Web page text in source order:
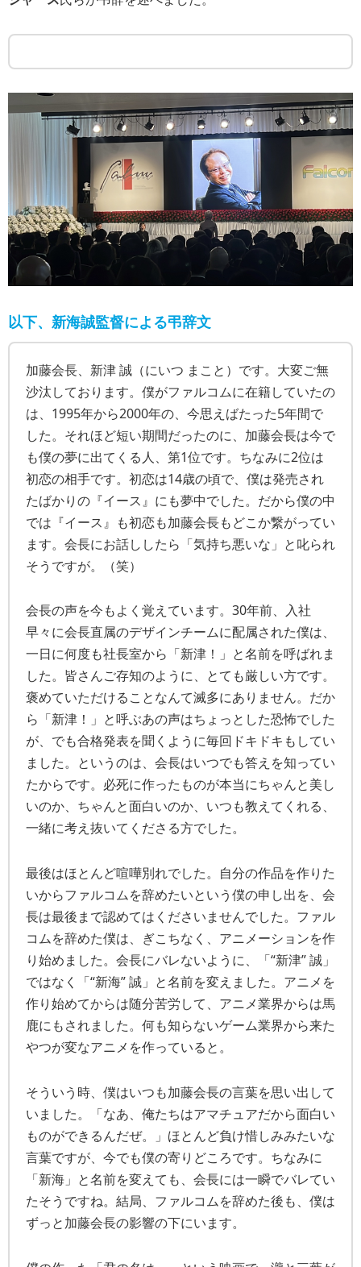
以下、新海誠監督による弔辞文
加藤会長、新津 誠（にいつ まこと）です。大変ご無
沙汰しております。僕がファルコムに在籍していたの
は、1995年から2000年の、今思えばたった5年間で
した。それほど短い期間だったのに、加藤会長は今で
も僕の夢に出てくる人、第1位です。ちなみに2位は
初恋の相手です。初恋は14歳の頃で、僕は発売され
たばかりの『イース』にも夢中でした。だから僕の中
では『イース』も初恋も加藤会長もどこか繋がってい
ます。会長にお話ししたら「気持ち悪いな」と叱られ
そうですが。（笑）
会長の声を今もよく覚えています。30年前、入社
早々に会長直属のデザインチームに配属された僕は、
一日に何度も社長室から「新津！」と名前を呼ばれま
した。皆さんご存知のように、とても厳しい方です。
褒めていただけることなんて滅多にありません。だか
ら「新津！」と呼ぶあの声はちょっとした恐怖でした
が、でも合格発表を聞くように毎回ドキドキもしてい
ました。というのは、会長はいつでも答えを知ってい
たからです。必死に作ったものが本当にちゃんと美し
いのか、ちゃんと面白いのか、いつも教えてくれる、
一緒に考え抜いてくださる方でした。
最後はほとんど喧嘩別れでした。自分の作品を作りた
いからファルコムを辞めたいという僕の申し出を、会
長は最後まで認めてはくださいませんでした。ファル
コムを辞めた僕は、ぎこちなく、アニメーションを作
り始めました。会長にバレないように、「“新津” 誠」
ではなく「“新海” 誠」と名前を変えました。アニメを
作り始めてからは随分苦労して、アニメ業界からは馬
鹿にもされました。何も知らないゲーム業界から来た
やつが変なアニメを作っていると。
そういう時、僕はいつも加藤会長の言葉を思い出して
いました。「なあ、俺たちはアマチュアだから面白い
ものができるんだぜ。」ほとんど負け惜しみみたいな
言葉ですが、今でも僕の寄りどころです。ちなみに
「新海」と名前を変えても、会長には一瞬でバレてい
たそうですね。結局、ファルコムを辞めた後も、僕は
ずっと加藤会長の影響の下にいます。